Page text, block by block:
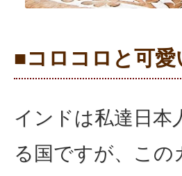
■コロコロと可
インドは私達日本
る国ですが、こ